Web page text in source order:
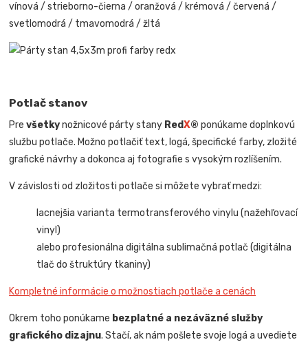
vínová / strieborno-čierna / oranžová / krémová / červená /
svetlomodrá / tmavomodrá / žltá
Potlač stanov
Prevšetkynožnicové párty stany RedX® ponúkame doplnkovú
službu potlače. Možno potlačiť text, logá, špecifické farby, zložité
grafické návrhy a dokonca aj fotografie s vysokým rozlíšením.
V závislosti od zložitosti potlače si môžete vybrať medzi:
lacnejšia varianta termotransferového vinylu (nažehľovací
vinyl)
alebo profesionálna digitálna sublimačná potlač (digitálna
tlač do štruktúry tkaniny)
Kompletné informácie o možnostiach potlače a cenách
Okrem toho ponúkame bezplatné a nezáväzné služby
grafického dizajnu. Stačí, ak nám pošlete svoje logá a uvediete